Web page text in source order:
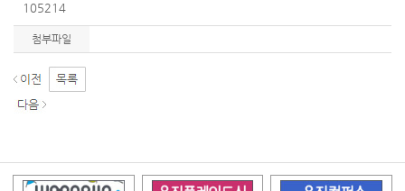
105214
첨부파일